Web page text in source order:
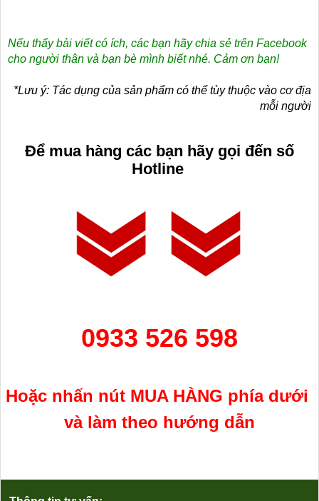
Nếu thấy bài viết có ích, các bạn hãy chia sẻ trên Facebook
cho người thân và bạn bè mình biết nhé. Cảm ơn bạn!
*Lưu ý: Tác dụng của sản phẩm có thể tùy thuộc vào cơ địa
mỗi người
Để mua hàng các bạn hãy gọi đến số
Hotline
0933 526 598
Hoặc nhấn nút MUA HÀNG phía dưới
và làm theo hướng dẫn